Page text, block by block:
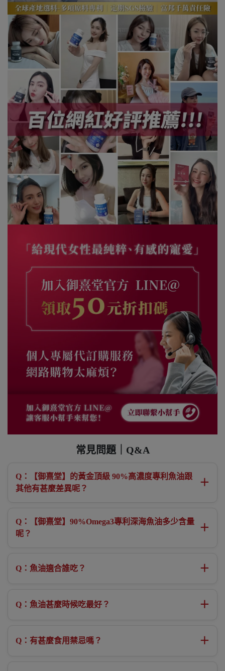
常見問題｜Q&A
Q：【御熹堂】的黃金頂級 90%高濃度專利魚油跟
其他有甚麼差異呢？
＋
Q：【御熹堂】90%Omega3專利深海魚油多少含量
呢？
＋
Q：魚油適合誰吃？ ＋
Q：魚油甚麼時候吃最好？ ＋
Q：有甚麼食用禁忌嗎？ ＋